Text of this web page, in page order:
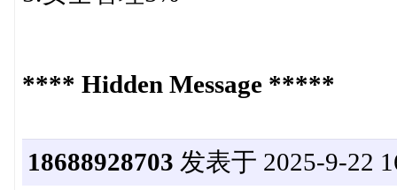
**** Hidden Message *****
18688928703 发表于 2025-9-22